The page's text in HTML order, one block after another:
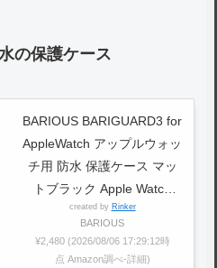
の保護ケース
BARIOUS BARIGUARD3 for
AppleWatch アップルウォッ
チ用 防水 保護ケース マッ
トブラック Apple Watch
Series6 Series5 Series4 SE
created by Rinker
BARIOUS
¥2,480 (2026/08/06 17:29:12時
点 Amazon調べ-詳細)